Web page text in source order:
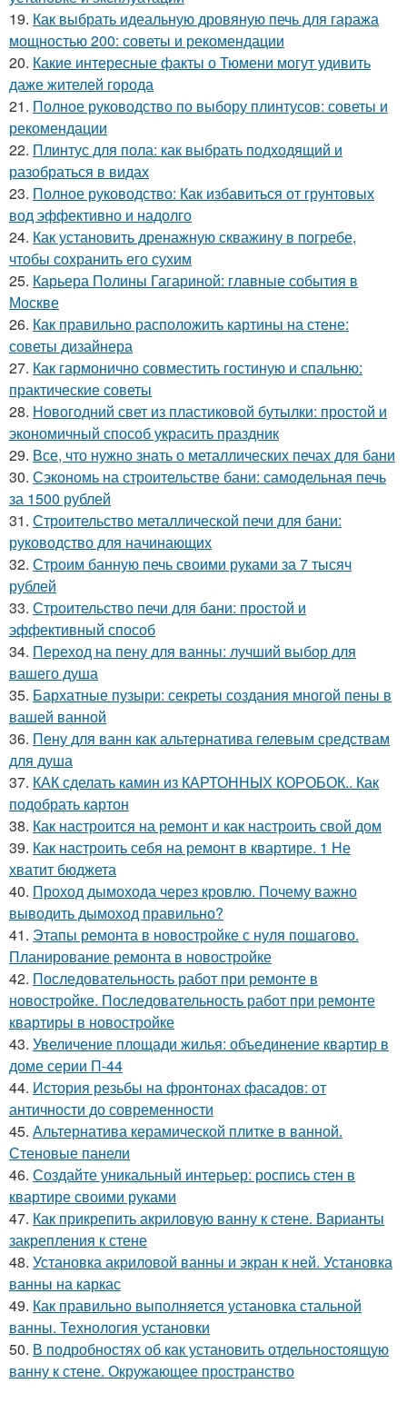
19. Как выбрать идеальную дровяную печь для гаража
мощностью 200: советы и рекомендации
20. Какие интересные факты о Тюмени могут удивить
даже жителей города
21. Полное руководство по выбору плинтусов: советы и
рекомендации
22. Плинтус для пола: как выбрать подходящий и
разобраться в видах
23. Полное руководство: Как избавиться от грунтовых
вод эффективно и надолго
24. Как установить дренажную скважину в погребе,
чтобы сохранить его сухим
25. Карьера Полины Гагариной: главные события в
Москве
26. Как правильно расположить картины на стене:
советы дизайнера
27. Как гармонично совместить гостиную и спальню:
практические советы
28. Новогодний свет из пластиковой бутылки: простой и
экономичный способ украсить праздник
29. Все, что нужно знать о металлических печах для бани
30. Сэкономь на строительстве бани: самодельная печь
за 1500 рублей
31. Строительство металлической печи для бани:
руководство для начинающих
32. Строим банную печь своими руками за 7 тысяч
рублей
33. Строительство печи для бани: простой и
эффективный способ
34. Переход на пену для ванны: лучший выбор для
вашего душа
35. Бархатные пузыри: секреты создания многой пены в
вашей ванной
36. Пену для ванн как альтернатива гелевым средствам
для душа
37. КАК сделать камин из КАРТОННЫХ КОРОБОК.. Как
подобрать картон
38. Как настроится на ремонт и как настроить свой дом
39. Как настроить себя на ремонт в квартире. 1 Не
хватит бюджета
40. Проход дымохода через кровлю. Почему важно
выводить дымоход правильно?
41. Этапы ремонта в новостройке с нуля пошагово.
Планирование ремонта в новостройке
42. Последовательность работ при ремонте в
новостройке. Последовательность работ при ремонте
квартиры в новостройке
43. Увеличение площади жилья: объединение квартир в
доме серии П-44
44. История резьбы на фронтонах фасадов: от
античности до современности
45. Альтернатива керамической плитке в ванной.
Стеновые панели
46. Создайте уникальный интерьер: роспись стен в
квартире своими руками
47. Как прикрепить акриловую ванну к стене. Варианты
закрепления к стене
48. Установка акриловой ванны и экран к ней. Установка
ванны на каркас
49. Как правильно выполняется установка стальной
ванны. Технология установки
50. В подробностях об как установить отдельностоящую
ванну к стене. Окружающее пространство